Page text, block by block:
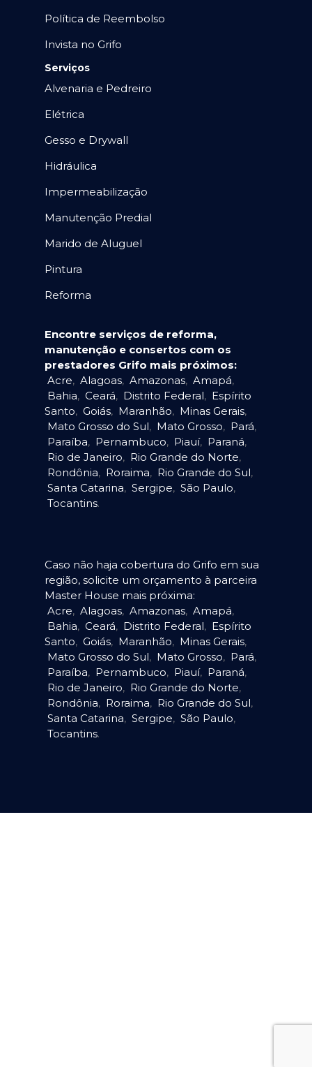
Política de Reembolso
Invista no Grifo
Serviços
Alvenaria e Pedreiro
Elétrica
Gesso e Drywall
Hidráulica
Impermeabilização
Manutenção Predial
Marido de Aluguel
Pintura
Reforma
Encontre serviços de reforma,
manutenção e consertos com os
prestadores Grifo mais próximos:
Acre, Alagoas, Amazonas, Amapá,
Bahia, Ceará, Distrito Federal, Espírito
Santo, Goiás, Maranhão, Minas Gerais,
Mato Grosso do Sul, Mato Grosso, Pará,
Paraíba, Pernambuco, Piauí, Paraná,
Rio de Janeiro, Rio Grande do Norte,
Rondônia, Roraima, Rio Grande do Sul,
Santa Catarina, Sergipe, São Paulo,
Tocantins.
Caso não haja cobertura do Grifo em sua
região, solicite um orçamento à parceira
Master House mais próxima:
Acre, Alagoas, Amazonas, Amapá,
Bahia, Ceará, Distrito Federal, Espírito
Santo, Goiás, Maranhão, Minas Gerais,
Mato Grosso do Sul, Mato Grosso, Pará,
Paraíba, Pernambuco, Piauí, Paraná,
Rio de Janeiro, Rio Grande do Norte,
Rondônia, Roraima, Rio Grande do Sul,
Santa Catarina, Sergipe, São Paulo,
Tocantins.